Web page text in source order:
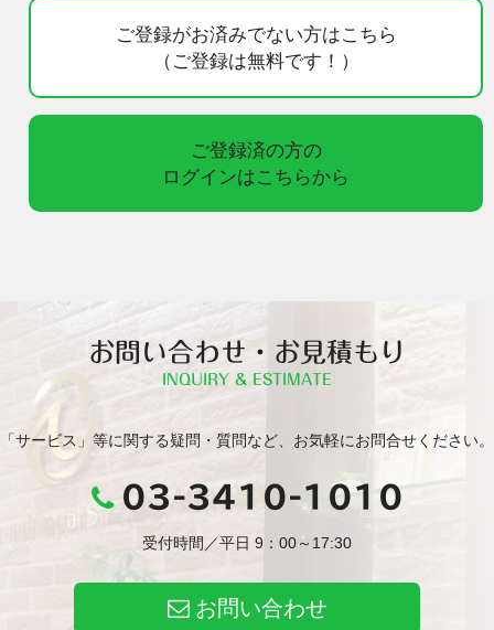
ご登録がお済みでない方はこちら
（ご登録は無料です！）
ご登録済の方の
ログインはこちらから
お問い合わせ・お見積もり
INQUIRY & ESTIMATE
「サービス」等に関する疑問・質問など、お気軽にお問合せください。
03-3410-1010
受付時間／平日 9：00～17:30
お問い合わせ